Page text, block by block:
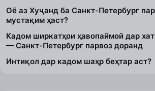
Оё аз Хуҷанд ба Санкт-Петербург
мустақим ҳаст?
Кадом ширкатҳои ҳавопаймоӣ дар
— Санкт-Петербург парвоз доранд
Интиқол дар кадом шаҳр беҳтар аст?